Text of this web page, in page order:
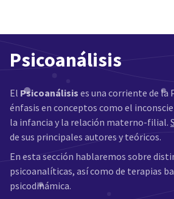
Psicoanálisis
El Psicoanálisis es una corriente de la
énfasis en conceptos como el
la infancia y la relación materno-filial.
de sus principales autores y teóricos.
En esta sección hablaremos sobre
psicoanalíticas, así como de terapias
psicodinámica.